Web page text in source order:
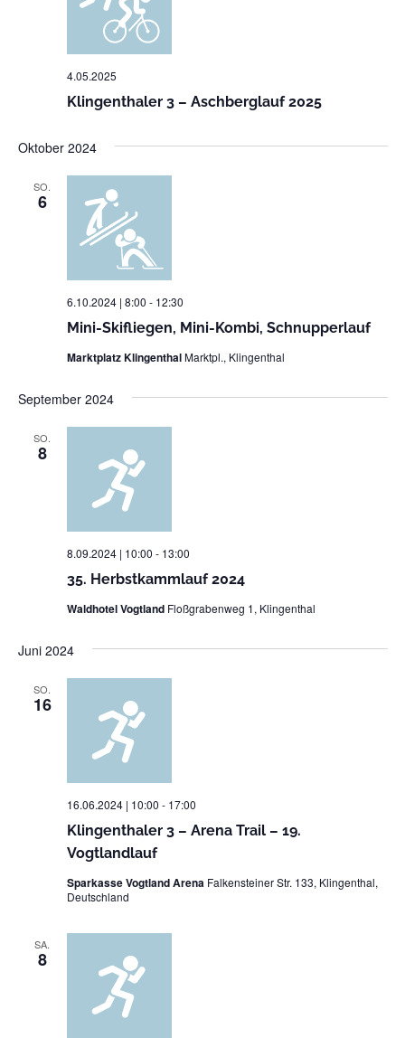
Klingenthaler 3 – Aschberglauf 2025
4.05.2025
Oktober 2024
SO.
6
Mini-Skifliegen, Mini-Kombi, Schnupperlauf
6.10.2024 | 8:00 - 12:30
Marktplatz KlingenthalMarktpl., Klingenthal
September 2024
SO.
8
35. Herbstkammlauf 2024
8.09.2024 | 10:00 - 13:00
Waldhotel Vogtland Floßgrabenweg 1, Klingenthal
Juni 2024
SO.
16
Klingenthaler 3 – Arena Trail – 19.
Vogtlandlauf
16.06.2024 | 10:00 - 17:00
Sparkasse Vogtland Arena Falkensteiner Str. 133, Klingenthal,
Deutschland
SA.
8